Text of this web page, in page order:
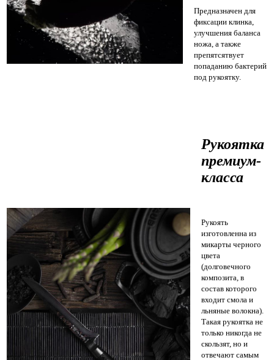
Предназначен для
фиксации клинка,
улучшения баланса
ножа, а также
препятсятвует
попаданию бактерий
под рукоятку.
Рукоятка
премиум-
класса
Рукоять
изготовленна из
микарты черного
цвета
(долговечного
композита, в
состав которого
входит смола и
льняные волокна).
Такая рукоятка не
только никогда не
скользят, но и
отвечают самым